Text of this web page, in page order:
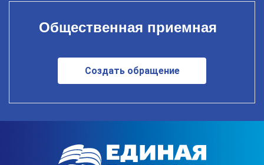
Общественная приемная
Создать обращение